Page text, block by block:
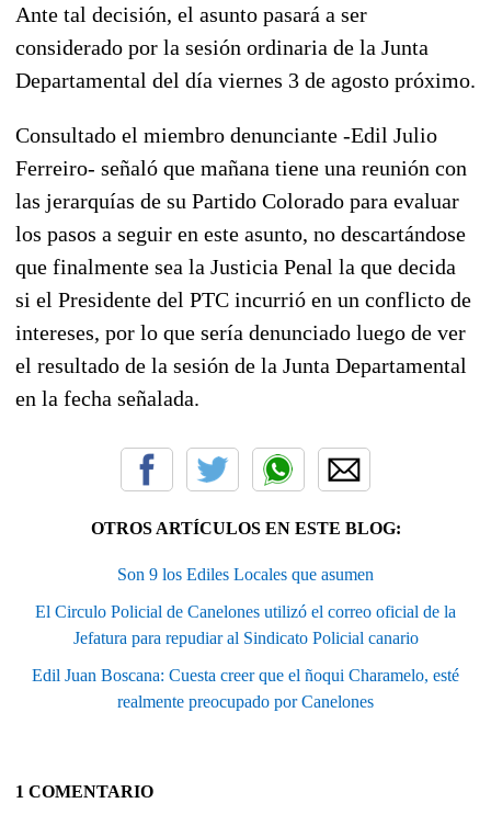
Ante tal decisión, el asunto pasará a ser
considerado por la sesión ordinaria de la Junta
Departamental del día viernes 3 de agosto próximo.
Consultado el miembro denunciante -Edil Julio
Ferreiro- señaló que mañana tiene una reunión con
las jerarquías de su Partido Colorado para evaluar
los pasos a seguir en este asunto, no descartándose
que finalmente sea la Justicia Penal la que decida
si el Presidente del PTC incurrió en un conflicto de
intereses, por lo que sería denunciado luego de ver
el resultado de la sesión de la Junta Departamental
en la fecha señalada.
OTROS ARTÍCULOS EN ESTE BLOG:
Son 9 los Ediles Locales que asumen
El Circulo Policial de Canelones utilizó el correo oficial de la
Jefatura para repudiar al Sindicato Policial canario
Edil Juan Boscana: Cuesta creer que el ñoqui Charamelo, esté
realmente preocupado por Canelones
1 COMENTARIO